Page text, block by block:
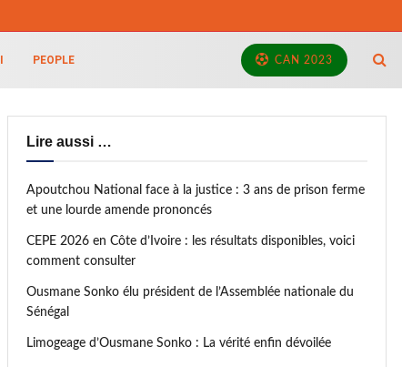
PEOPLE CAN 2023
Lire aussi …
Apoutchou National face à la justice : 3 ans de prison ferme
et une lourde amende prononcés
CEPE 2026 en Côte d’Ivoire : les résultats disponibles, voici
comment consulter
Ousmane Sonko élu président de l’Assemblée nationale du
Sénégal
Limogeage d’Ousmane Sonko : La vérité enfin dévoilée